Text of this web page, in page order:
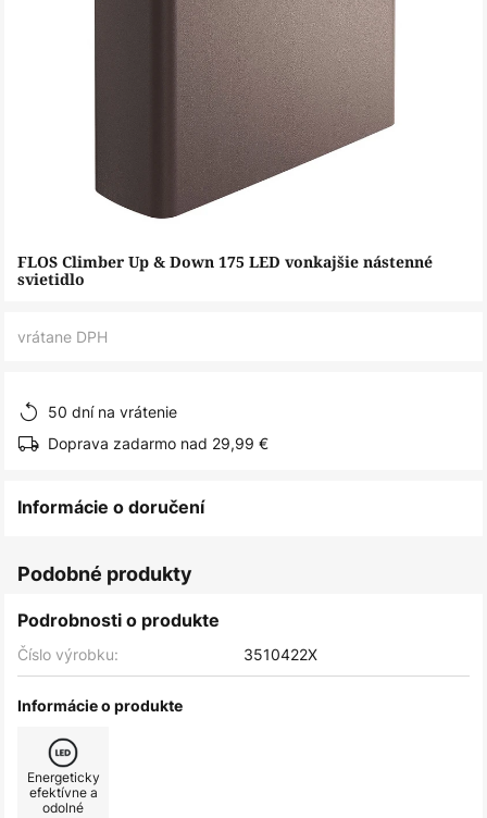
Preskočiť
na
galérie
FLOS Climber Up & Down 175 LED vonkajšie nástenné
svietidlo
vrátane DPH
50 dní na vrátenie
Doprava zadarmo nad 29,99 €
Informácie o doručení
Podobné produkty
Podrobnosti o produkte
Číslo výrobku: 3510422X
Informácie o produkte
Energeticky
efektívne a
odolné